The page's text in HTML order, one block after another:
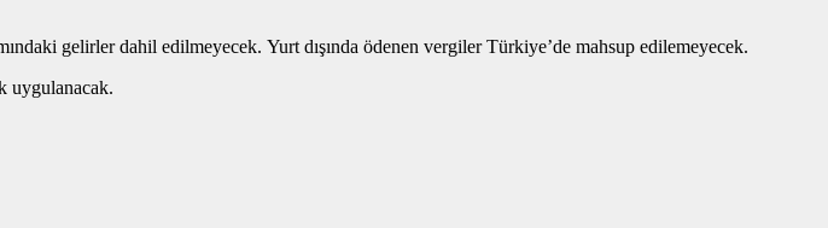
gelirler dahil edilmeyecek. Yurt dışında ödenen vergiler Türkiye’de mahsup edilemeyecek.
uygulanacak.